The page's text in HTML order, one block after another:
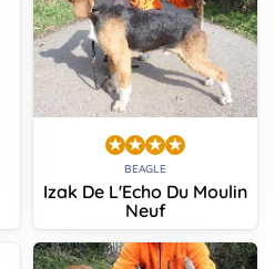
BEAGLE
Izak De L'Echo Du Moulin
Neuf